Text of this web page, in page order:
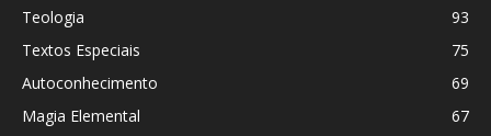
Teologia
93
Textos Especiais
75
Autoconhecimento
69
Magia Elemental
67